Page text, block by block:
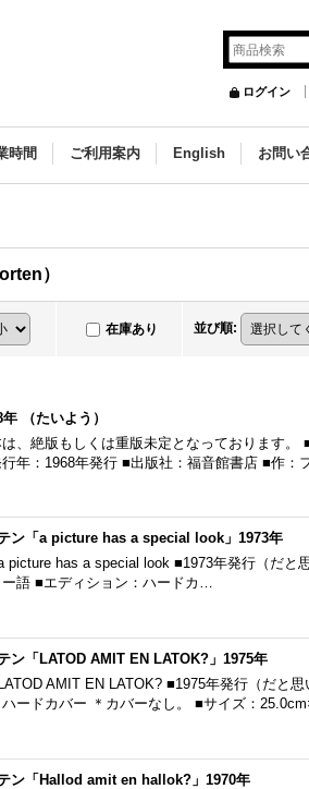
ログイン
時間 ご利用案内 English お問い
）
在庫あり 並び順:
（たいよう）
、絶版もしくは重版未定となっております。
行年：1968年発行 ■出版社：福音館書店 ■作
ン「a picture has a special look」1973年
picture has a special look ■1973年発行（だ
ー語 ■エディション：ハードカ…
ン「LATOD AMIT EN LATOK?」1975年
AMIT EN LATOK? ■1975年発行（だと
ードカバー ＊カバーなし。 ■サイズ：
ン「Hallod amit en hallok?」1970年